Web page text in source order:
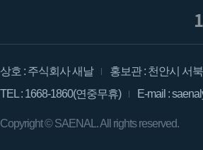
상호 : 주식회사 새날
홍보관 : 천안시 서
TEL : 1668-1860(연중무휴)
E-mail :
Copyright ©SAENAL.All rights reserved.